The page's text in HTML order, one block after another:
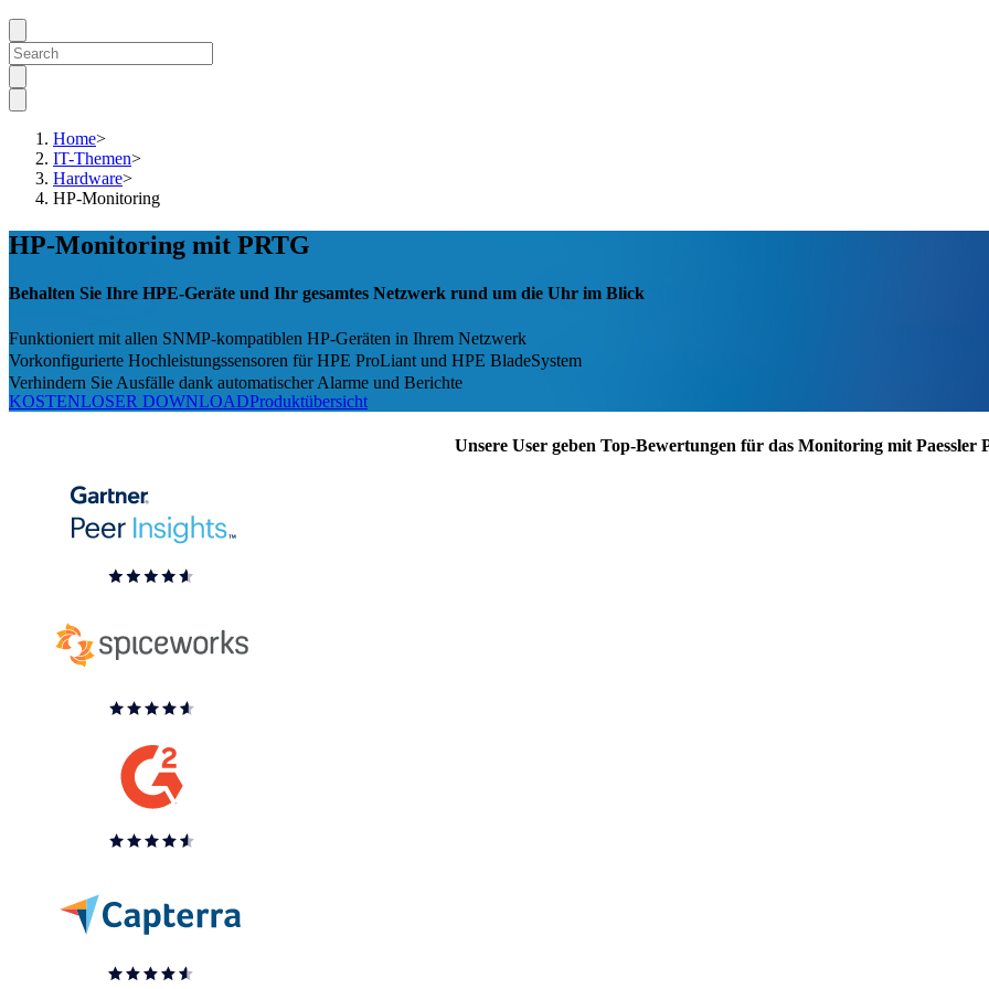
Home>
IT-Themen>
Hardware>
HP-Monitoring
HP-Monitoring mit PRTG
Behalten Sie Ihre HPE-Geräte und Ihr gesamtes Netzwerk rund um die Uhr im Blick
Funktioniert mit allen SNMP-kompatiblen HP-Geräten in Ihrem Netzwerk
Vorkonfigurierte Hochleistungssensoren für HPE ProLiant und HPE BladeSystem
Verhindern Sie Ausfälle dank automatischer Alarme und Berichte
KOSTENLOSER DOWNLOADProduktübersicht
Unsere User geben Top-Bewertungen für das Monitoring mit Paessler